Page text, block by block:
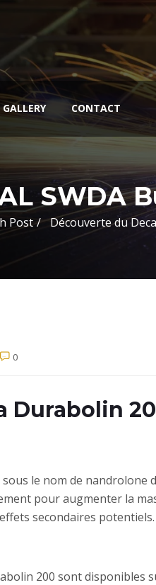
GALLERY CONTACT
SWDA
Post Découverte du
0
Durabolin
le nom de
pour augmenter la
secondaires
200 sont disponibles